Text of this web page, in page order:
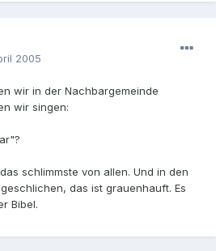
2005
wir in der Nachbargemeinde
wir singen:
schlimmste von allen. Und in den
das ist grauenhauft. Es
Bibel.